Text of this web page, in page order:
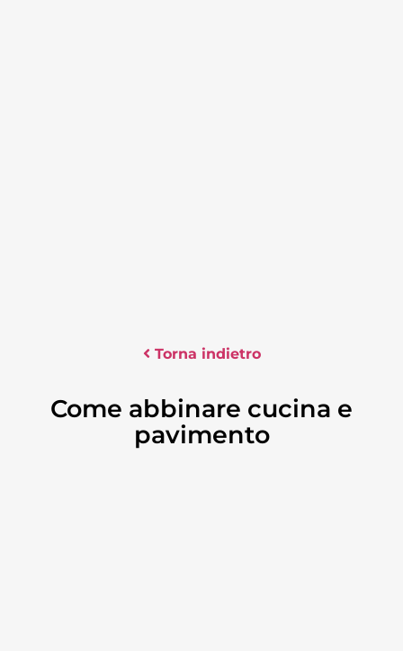
Torna indietro
Come abbinare cucina e
pavimento